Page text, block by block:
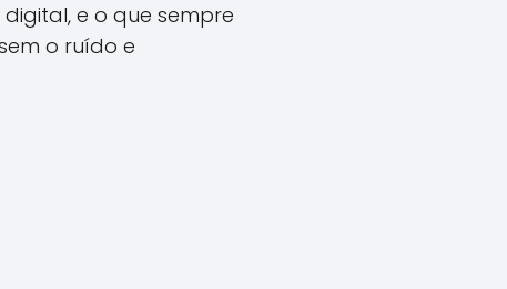
e o que sempre
o ruído e